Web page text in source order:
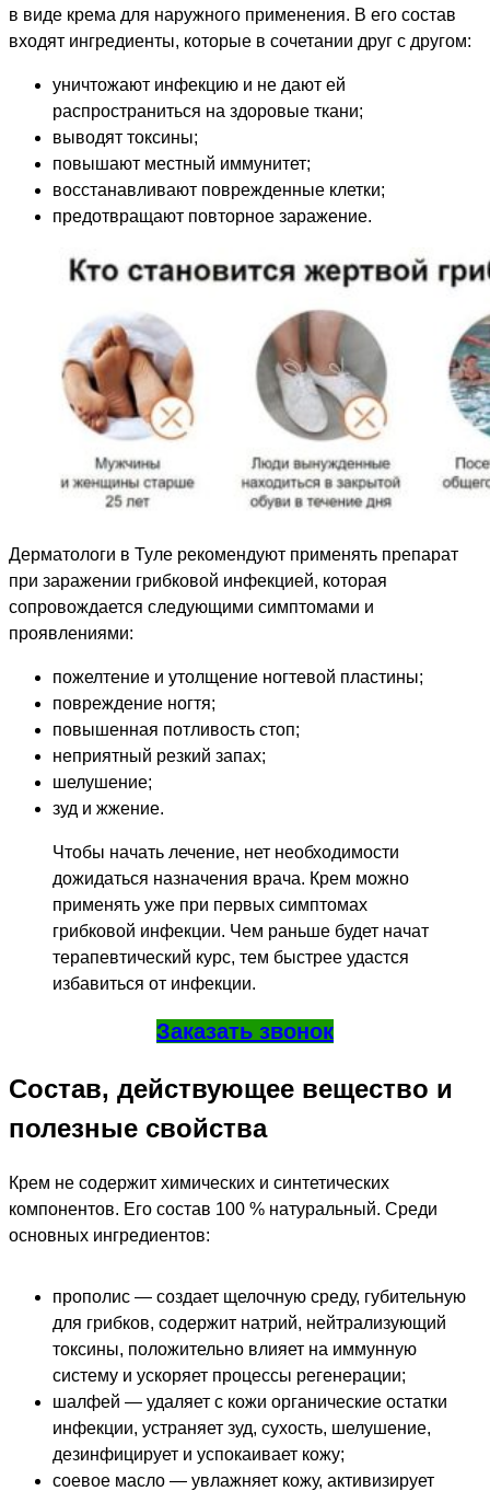
в виде крема для наружного применения. В его состав
входят ингредиенты, которые в сочетании друг с другом:
уничтожают инфекцию и не дают ей
распространиться на здоровые ткани;
выводят токсины;
повышают местный иммунитет;
восстанавливают поврежденные клетки;
предотвращают повторное заражение.
Дерматологи в Туле рекомендуют применять препарат
при заражении грибковой инфекцией, которая
сопровождается следующими симптомами и
проявлениями:
пожелтение и утолщение ногтевой пластины;
повреждение ногтя;
повышенная потливость стоп;
неприятный резкий запах;
шелушение;
зуд и жжение.
Чтобы начать лечение, нет необходимости
дожидаться назначения врача. Крем можно
применять уже при первых симптомах
грибковой инфекции. Чем раньше будет начат
терапевтический курс, тем быстрее удастся
избавиться от инфекции.
Заказать звонок
Состав, действующее вещество и
полезные свойства
Крем не содержит химических и синтетических
компонентов. Его состав 100 % натуральный. Среди
основных ингредиентов:
прополис — создает щелочную среду, губительную
для грибков, содержит натрий, нейтрализующий
токсины, положительно влияет на иммунную
систему и ускоряет процессы регенерации;
шалфей — удаляет с кожи органические остатки
инфекции, устраняет зуд, сухость, шелушение,
дезинфицирует и успокаивает кожу;
соевое масло — увлажняет кожу, активизирует